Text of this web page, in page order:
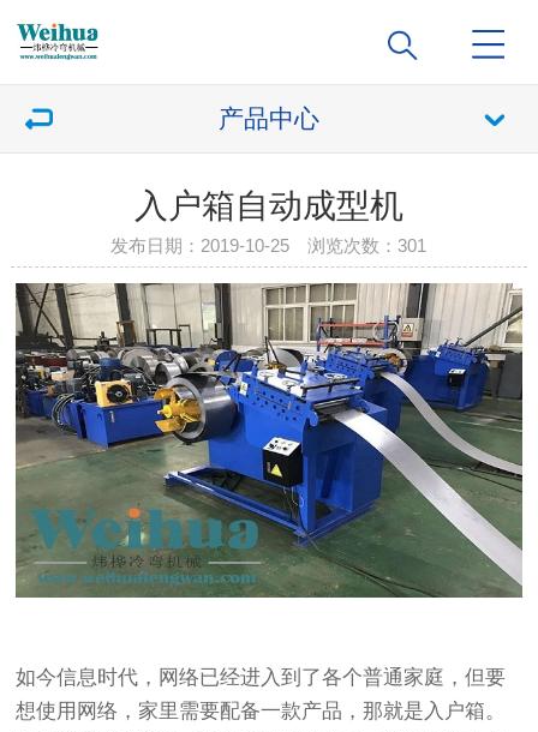
产品中心
入户箱自动成型机
发布日期：2019-10-25 浏览次数：301
如今信息时代，网络已经进入到了各个普通家庭，但要
想使用网络，家里需要配备一款产品，那就是入户箱。